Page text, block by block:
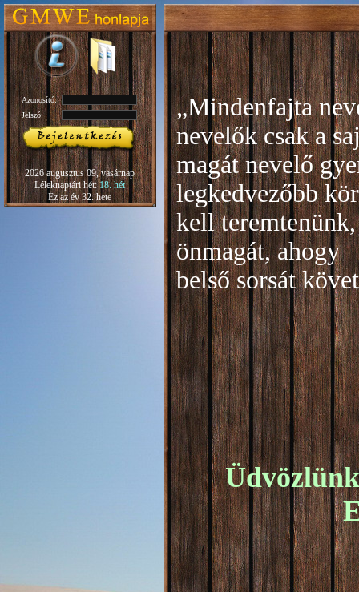
Azonosító:
Jelszó:
2026 augusztus 09, vasárnap
Léleknaptári hét:18. hét
Ez az év 32. hete
„Mindenfajta
nevelők csak a
magát nevelő
legkedvezőbb
kell
önmagát, ahogy
belső sorsát